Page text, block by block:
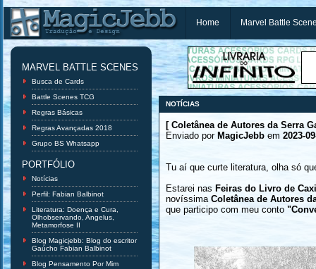
Home Marvel Battle
MARVEL BATTLE SCENES
Busca de Cards
Battle Scenes TCG
Regras Básicas
Regras Avançadas 2018
Grupo BS Whatsapp
PORTFÓLIO
Notícias
Perfil: Fabian Balbinot
Literatura: Doença e Cura,
Olhobservando, Angelus,
Metamorfose II
Blog Magicjebb: Blog do escritor
Gaúcho Fabian Balbinot
Blog Pensamento Por Mim
NOTÍCIAS
[ Coletânea de Autores da Serra
Enviado por MagicJebb em 2023-
Tu aí que curte literatura, olha só
Estarei nas Feiras do Livro de
novíssima Coletânea de Autores
que participo com meu conto